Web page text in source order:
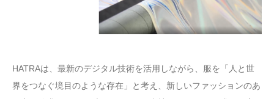
HATRAは、最新のデジタル技術を活用しながら、服を「人と世
界をつなぐ境目のような存在」と考え、新しいファッションのあ